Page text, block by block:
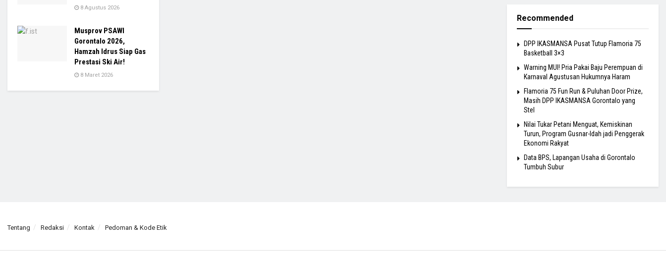
8 Agustus 2026
Musprov PSAWI
Gorontalo 2026,
Hamzah Idrus Siap Gas
Prestasi Ski Air!
8 Maret 2026
Recommended
DPP IKASMANSA Pusat Tutup Flamoria 75
Basketball 3×3
Warning MUI! Pria Pakai Baju Perempuan di
Karnaval Agustusan Hukumnya Haram
Flamoria 75 Fun Run & Puluhan Door Prize,
Masih DPP IKASMANSA Gorontalo yang
Stel
Nilai Tukar Petani Menguat, Kemiskinan
Turun, Program Gusnar-Idah jadi Penggerak
Ekonomi Rakyat
Data BPS, Lapangan Usaha di Gorontalo
Tumbuh Subur
Tentang Redaksi Kontak Pedoman & Kode Etik